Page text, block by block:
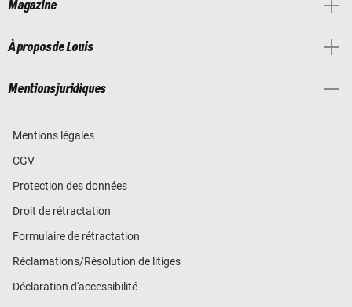
Magazine
À propos de Louis
Mentions juridiques
Mentions légales
CGV
Protection des données
Droit de rétractation
Formulaire de rétractation
Réclamations/Résolution de litiges
Déclaration d'accessibilité